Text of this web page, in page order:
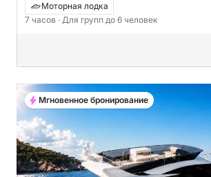
Моторная лодка
7 часов · Для групп до 6 человек
Мгновенное бронирование